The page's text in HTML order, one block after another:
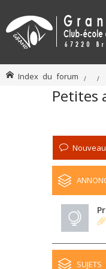
Index du forum
Petites
SUJETS